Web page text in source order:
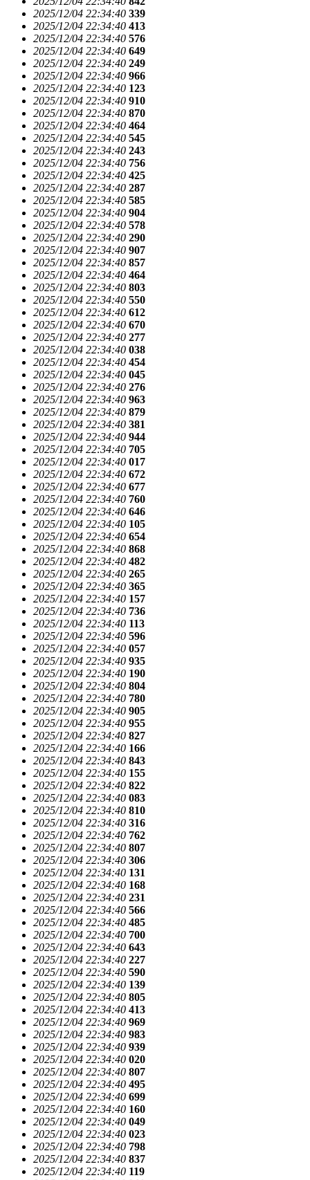
2025/12/04 22:34:40 339
2025/12/04 22:34:40 413
2025/12/04 22:34:40 576
2025/12/04 22:34:40 649
2025/12/04 22:34:40 249
2025/12/04 22:34:40 966
2025/12/04 22:34:40 123
2025/12/04 22:34:40 910
2025/12/04 22:34:40 870
2025/12/04 22:34:40 464
2025/12/04 22:34:40 545
2025/12/04 22:34:40 243
2025/12/04 22:34:40 756
2025/12/04 22:34:40 425
2025/12/04 22:34:40 287
2025/12/04 22:34:40 585
2025/12/04 22:34:40 904
2025/12/04 22:34:40 578
2025/12/04 22:34:40 290
2025/12/04 22:34:40 907
2025/12/04 22:34:40 857
2025/12/04 22:34:40 464
2025/12/04 22:34:40 803
2025/12/04 22:34:40 550
2025/12/04 22:34:40 612
2025/12/04 22:34:40 670
2025/12/04 22:34:40 277
2025/12/04 22:34:40 038
2025/12/04 22:34:40 454
2025/12/04 22:34:40 045
2025/12/04 22:34:40 276
2025/12/04 22:34:40 963
2025/12/04 22:34:40 879
2025/12/04 22:34:40 381
2025/12/04 22:34:40 944
2025/12/04 22:34:40 705
2025/12/04 22:34:40 017
2025/12/04 22:34:40 672
2025/12/04 22:34:40 677
2025/12/04 22:34:40 760
2025/12/04 22:34:40 646
2025/12/04 22:34:40 105
2025/12/04 22:34:40 654
2025/12/04 22:34:40 868
2025/12/04 22:34:40 482
2025/12/04 22:34:40 265
2025/12/04 22:34:40 365
2025/12/04 22:34:40 157
2025/12/04 22:34:40 736
2025/12/04 22:34:40 113
2025/12/04 22:34:40 596
2025/12/04 22:34:40 057
2025/12/04 22:34:40 935
2025/12/04 22:34:40 190
2025/12/04 22:34:40 804
2025/12/04 22:34:40 780
2025/12/04 22:34:40 905
2025/12/04 22:34:40 955
2025/12/04 22:34:40 827
2025/12/04 22:34:40 166
2025/12/04 22:34:40 843
2025/12/04 22:34:40 155
2025/12/04 22:34:40 822
2025/12/04 22:34:40 083
2025/12/04 22:34:40 810
2025/12/04 22:34:40 316
2025/12/04 22:34:40 762
2025/12/04 22:34:40 807
2025/12/04 22:34:40 306
2025/12/04 22:34:40 131
2025/12/04 22:34:40 168
2025/12/04 22:34:40 231
2025/12/04 22:34:40 566
2025/12/04 22:34:40 485
2025/12/04 22:34:40 700
2025/12/04 22:34:40 643
2025/12/04 22:34:40 227
2025/12/04 22:34:40 590
2025/12/04 22:34:40 139
2025/12/04 22:34:40 805
2025/12/04 22:34:40 413
2025/12/04 22:34:40 969
2025/12/04 22:34:40 983
2025/12/04 22:34:40 939
2025/12/04 22:34:40 020
2025/12/04 22:34:40 807
2025/12/04 22:34:40 495
2025/12/04 22:34:40 699
2025/12/04 22:34:40 160
2025/12/04 22:34:40 049
2025/12/04 22:34:40 023
2025/12/04 22:34:40 798
2025/12/04 22:34:40 837
2025/12/04 22:34:40 119